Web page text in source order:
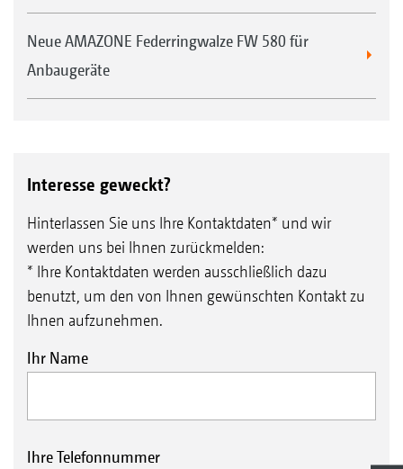
Neue AMAZONE Federringwalze FW 580 für
Anbaugeräte
Interesse geweckt?
Hinterlassen Sie uns Ihre Kontaktdaten* und wir
werden uns bei Ihnen zurückmelden:
* Ihre Kontaktdaten werden ausschließlich dazu
benutzt, um den von Ihnen gewünschten Kontakt zu
Ihnen aufzunehmen.
Ihr Name
Ihre Telefonnummer